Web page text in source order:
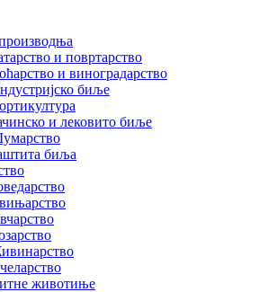
и повртарство
и виноградарство
биље
и лековито биље
биља
животиње